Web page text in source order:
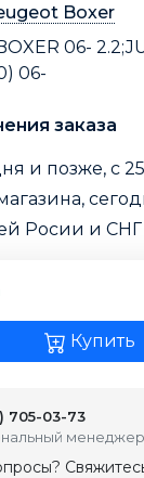
Boxer
06-
06-
заказа
и позже, с
Росии и СНГ
Купить
705-03-73
менеджер